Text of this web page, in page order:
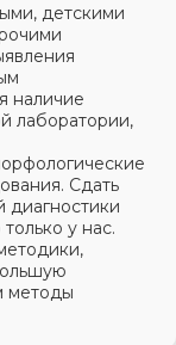
детскими
наличие
лаборатории,
Сдать
диагностики
у нас.
методы